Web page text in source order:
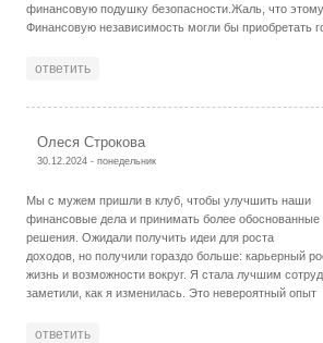
финансовую подушку безопасности.Жаль, что
Финансовую независимость могли бы приобретать
ответить
Олеся Строкова
30.12.2024 - понедельник
Мы с мужем пришли в клуб, чтобы улучшить наши
финансовые дела и принимать более обоснованные
решения. Ожидали получить идеи для роста
доходов, но получили гораздо больше: карьерный
жизнь и возможности вокруг. Я стала лучшим
заметили, как я изменилась. Это невероятный опыт
ответить